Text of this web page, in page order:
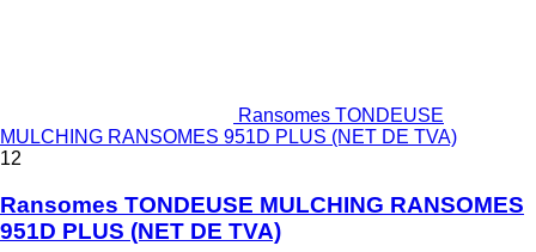
Ransomes TONDEUSE
MULCHING RANSOMES 951D PLUS (NET DE TVA)
12
Ransomes TONDEUSE MULCHING RANSOMES
951D PLUS (NET DE TVA)